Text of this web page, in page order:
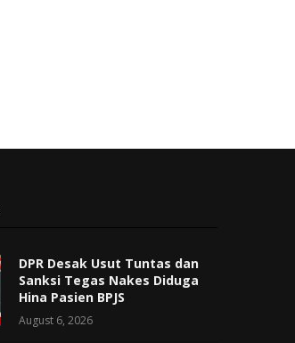
DPR Desak Usut Tuntas dan
Sanksi Tegas Nakes Diduga
Hina Pasien BPJS
August 6, 2026